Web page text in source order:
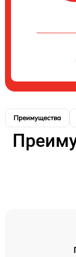
Преимущества